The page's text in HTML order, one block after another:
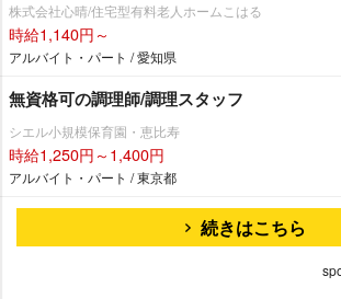
株式会社心晴/住宅型有料老人ホームこはる
時給1,140円～
アルバイト・パート / 愛知県
無資格可の調理師/調理スタッフ
シエル小規模保育園・恵比寿
時給1,250円～1,400円
アルバイト・パート / 東京都
続きはこちら